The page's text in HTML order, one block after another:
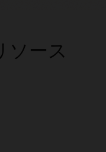
ソース